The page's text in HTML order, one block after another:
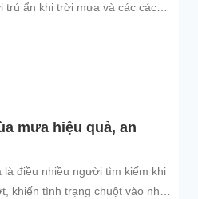
trú ẩn khi trời mưa và các cách
sẽ.
mưa hiệu quả, an
là điều nhiều người tìm kiếm khi
khiến tình trạng chuột vào nhà